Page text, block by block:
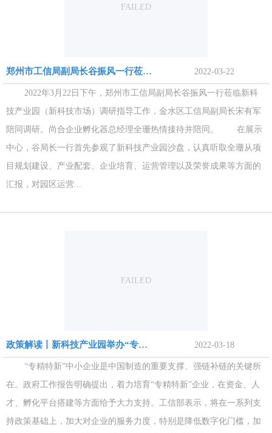
FAILED
郑州市工信局副局长谷振风一行莅临新科技产业园参观调研 2022-03-22
2022年3月22日下午，郑州市工信局副局长谷振风一行莅临新科
技产业园（新科技市场）调研指导工作，金水区工信局副局长宋有军
陪同调研。尚合企业孵化器总经理全珊热情接待并陪同。 在展示
中心，谷局长一行首先参观了新科技产业园沙盘，认真听取全珊从项
目规划建设、产业配套、企业培育、运营管理以及荣誉成果等方面的
汇报，对园区运营...
FAILED
政策解读丨新科技产业园举办“专精特新”政策解读会 2022-03-18
“专精特新”中小企业是中国制造的重要支撑、强链补链的关键所
在。政府工作报告明确提出，着力培育“专精特新”企业，在资金、人
才、孵化平台搭建等方面给予大力支持。工信部表示，将在一系列支
持政策基础上，加大对企业的服务力度，特别是降低数字化门槛，加